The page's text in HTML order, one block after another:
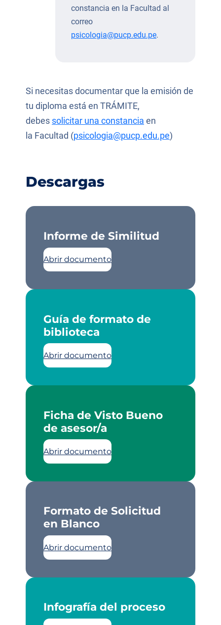
constancia en la Facultad al
correo
psicologia@pucp.edu.pe.
Si necesitas documentar que la emisión de
tu diploma está en TRÁMITE,
debes solicitar una constancia en
la Facultad (psicologia@pucp.edu.pe)
Descargas
Informe de Similitud
Abrir documento
Guía de formato de
biblioteca
Abrir documento
Ficha de Visto Bueno
de asesor/a
Abrir documento
Formato de Solicitud
en Blanco
Abrir documento
Infografía del proceso